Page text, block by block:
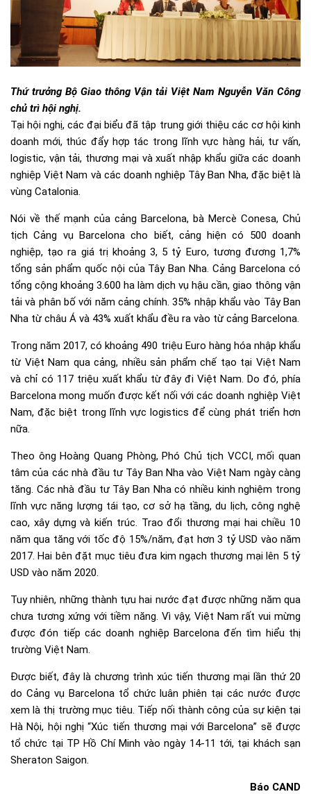
Thứ trưởng Bộ Giao thông Vận tải Việt Nam Nguyễn Văn Công
chủ trì hội nghị.
Tại hội nghị, các đại biểu đã tập trung giới thiệu các cơ hội kinh
doanh mới, thúc đẩy hợp tác trong lĩnh vực hàng hải, tư vấn,
logistic, vận tải, thương mại và xuất nhập khẩu giữa các doanh
nghiệp Việt Nam và các doanh nghiệp Tây Ban Nha, đặc biệt là
vùng Catalonia.
Nói về thế mạnh của cảng Barcelona, bà Mercè Conesa, Chủ
tịch Cảng vụ Barcelona cho biết, cảng hiện có 500 doanh
nghiệp, tạo ra giá trị khoảng 3, 5 tỷ Euro, tương đương 1,7%
tổng sản phẩm quốc nội của Tây Ban Nha. Cảng Barcelona có
tổng cộng khoảng 3.600 ha làm dịch vụ hậu cần, giao thông vận
tải và phân bố với năm cảng chính. 35% nhập khẩu vào Tây Ban
Nha từ châu Á và 43% xuất khẩu đều ra vào từ cảng Barcelona.
Trong năm 2017, có khoảng 490 triệu Euro hàng hóa nhập khẩu
từ Việt Nam qua cảng, nhiều sản phẩm chế tạo tại Việt Nam
và chỉ có 117 triệu xuất khẩu từ đây đi Việt Nam. Do đó, phía
Barcelona mong muốn được kết nối với các doanh nghiệp Việt
Nam, đặc biệt trong lĩnh vực logistics để cùng phát triển hơn
nữa.
Theo ông Hoàng Quang Phòng, Phó Chủ tịch VCCI, mối quan
tâm của các nhà đầu tư Tây Ban Nha vào Việt Nam ngày càng
tăng. Các nhà đầu tư Tây Ban Nha có nhiều kinh nghiệm trong
lĩnh vực năng lượng tái tạo, cơ sở hạ tầng, du lịch, công nghệ
cao, xây dựng và kiến trúc. Trao đổi thương mại hai chiều 10
năm qua tăng với tốc độ 15%/năm, đạt hơn 3 tỷ USD vào năm
2017. Hai bên đặt mục tiêu đưa kim ngạch thương mại lên 5 tỷ
USD vào năm 2020.
Tuy nhiên, những thành tựu hai nước đạt được những năm qua
chưa tương xứng với tiềm năng. Vì vậy, Việt Nam rất vui mừng
được đón tiếp các doanh nghiệp Barcelona đến tìm hiểu thị
trường Việt Nam.
Được biết, đây là chương trình xúc tiến thương mại lần thứ 20
do Cảng vụ Barcelona tổ chức luân phiên tại các nước được
xem là thị trường mục tiêu. Tiếp nối thành công của sự kiện tại
Hà Nội, hội nghị “Xúc tiến thương mại với Barcelona” sẽ được
tổ chức tại TP Hồ Chí Minh vào ngày 14-11 tới, tại khách sạn
Sheraton Saigon.
Báo CAND